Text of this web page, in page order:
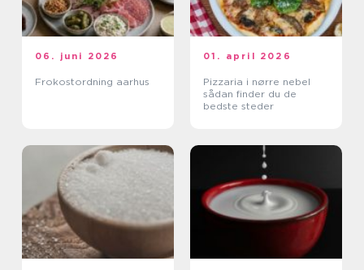
06. juni 2026
Frokostordning aarhus
01. april 2026
Pizzaria i nørre nebel
sådan finder du de
bedste steder